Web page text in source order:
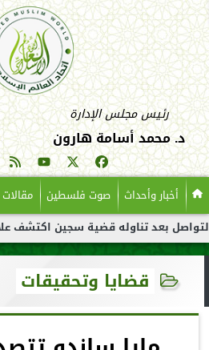
رئيس مجلس الإدارة
د. محمد أسامة هارون
أخبار وأحداث صوت فلسطين
تناوله قضية سجين اكتشف علاجا مهما
قضايا وتحقيقات